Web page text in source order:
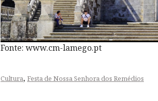
Fonte: www.cm-lamego.pt
Cultura, Festa de Nossa Senhora dos Remédios